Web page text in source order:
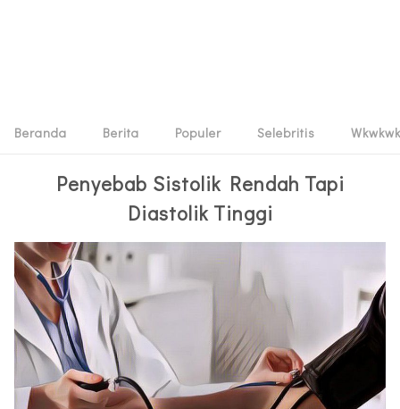
Beranda Berita Populer Selebritis Wkwkwk
Penyebab Sistolik Rendah Tapi
Diastolik Tinggi